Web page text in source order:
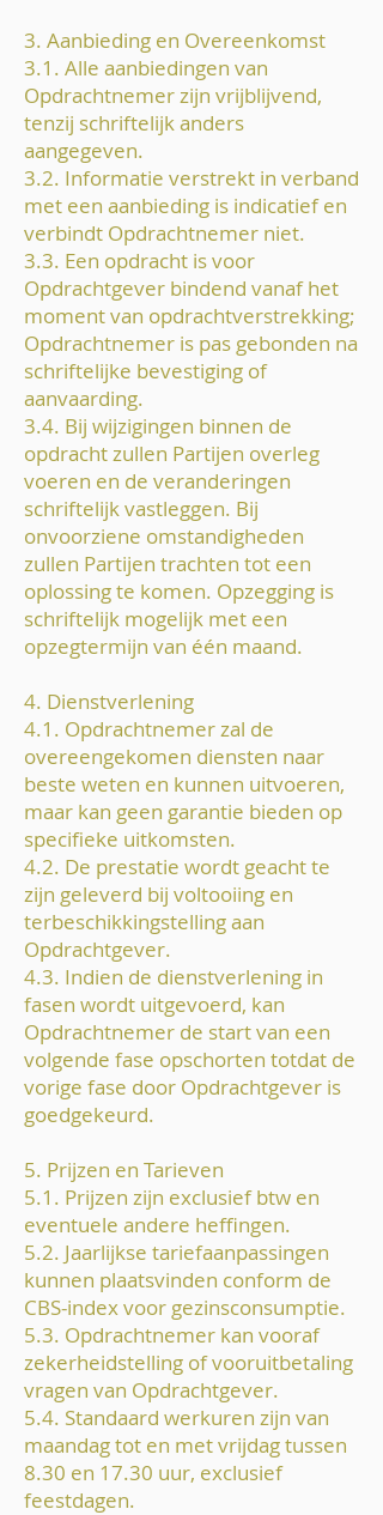
3. Aanbieding en Overeenkomst
3.1. Alle aanbiedingen van
Opdrachtnemer zijn vrijblijvend,
tenzij schriftelijk anders
aangegeven.
3.2. Informatie verstrekt in verband
met een aanbieding is indicatief en
verbindt Opdrachtnemer niet.
3.3. Een opdracht is voor
Opdrachtgever bindend vanaf het
moment van opdrachtverstrekking;
Opdrachtnemer is pas gebonden na
schriftelijke bevestiging of
aanvaarding.
3.4. Bij wijzigingen binnen de
opdracht zullen Partijen overleg
voeren en de veranderingen
schriftelijk vastleggen. Bij
onvoorziene omstandigheden
zullen Partijen trachten tot een
oplossing te komen. Opzegging is
schriftelijk mogelijk met een
opzegtermijn van één maand.
4. Dienstverlening
4.1. Opdrachtnemer zal de
overeengekomen diensten naar
beste weten en kunnen uitvoeren,
maar kan geen garantie bieden op
specifieke uitkomsten.
4.2. De prestatie wordt geacht te
zijn geleverd bij voltooiing en
terbeschikkingstelling aan
Opdrachtgever.
4.3. Indien de dienstverlening in
fasen wordt uitgevoerd, kan
Opdrachtnemer de start van een
volgende fase opschorten totdat de
vorige fase door Opdrachtgever is
goedgekeurd.
5. Prijzen en Tarieven
5.1. Prijzen zijn exclusief btw en
eventuele andere heffingen.
5.2. Jaarlijkse tariefaanpassingen
kunnen plaatsvinden conform de
CBS-index voor gezinsconsumptie.
5.3. Opdrachtnemer kan vooraf
zekerheidstelling of vooruitbetaling
vragen van Opdrachtgever.
5.4. Standaard werkuren zijn van
maandag tot en met vrijdag tussen
8.30 en 17.30 uur, exclusief
feestdagen.